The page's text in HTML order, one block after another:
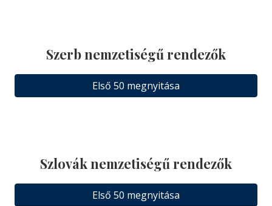
Szerb nemzetiségű rendezők
Első 50 megnyitása
Szlovák nemzetiségű rendezők
Első 50 megnyitása